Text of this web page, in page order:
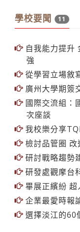
學校要聞 11
自我能力提升
強
從學習立場敘
廣州大學期簽
國際交流組：
次座談
我校樂分享
檢討品管圈 改
研討戰略趨勢
研發處觀摩台
畢展正繽紛 超
企業最愛時報
選擇淡江的60